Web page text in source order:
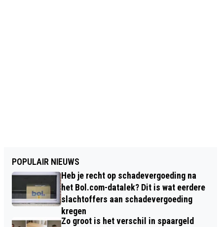
POPULAIR NIEUWS
Heb je recht op schadevergoeding na
het Bol.com-datalek? Dit is wat eerdere
slachtoffers aan schadevergoeding
kregen
Zo groot is het verschil in spaargeld